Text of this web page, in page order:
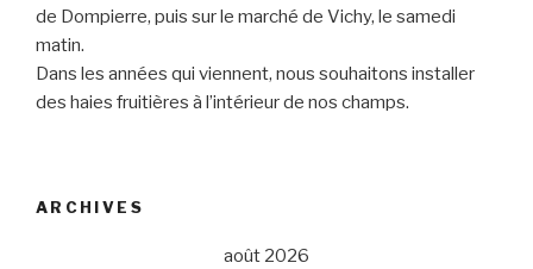
de Dompierre, puis sur le marché de Vichy, le samedi
matin.
Dans les années qui viennent, nous souhaitons installer
des haies fruitières à l’intérieur de nos champs.
ARCHIVES
août 2026